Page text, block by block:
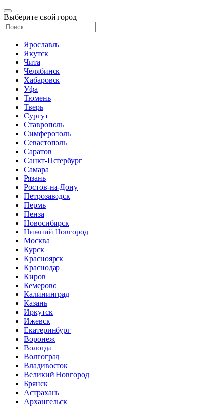
Выберите свой город
Ярославль
Якутск
Чита
Челябинск
Хабаровск
Уфа
Тюмень
Тверь
Сургут
Ставрополь
Симферополь
Севастополь
Саратов
Санкт-Петербург
Самара
Рязань
Ростов-на-Дону
Петрозаводск
Пермь
Пенза
Новосибирск
Нижний Новгород
Москва
Курск
Красноярск
Краснодар
Киров
Кемерово
Калининград
Казань
Иркутск
Ижевск
Екатеринбург
Воронеж
Вологда
Волгоград
Владивосток
Великий Новгород
Брянск
Астрахань
Архангельск